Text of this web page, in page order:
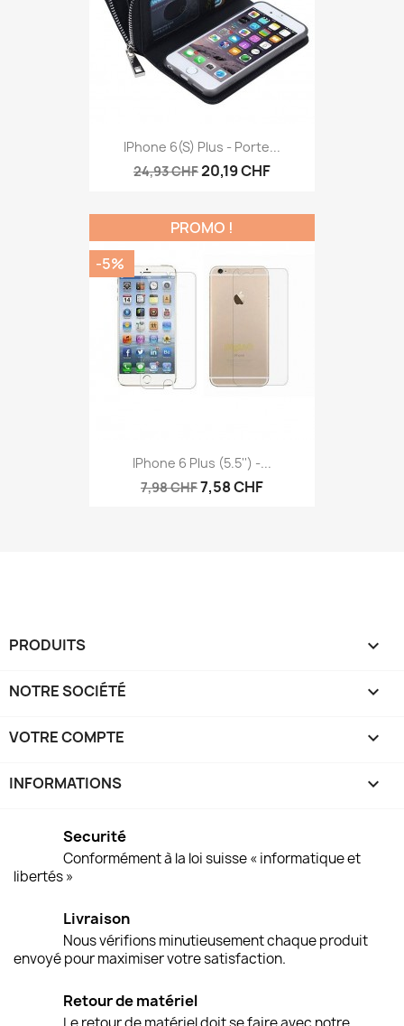
IPhone 6(s) Plus - Porte...
24,93 CHF20,19 CHF
IPhone 6 Plus (5.5'') -...
7,98 CHF7,58 CHF
PROMO !
-5%
PRODUITS 
NOTRE SOCIÉTÉ 
VOTRE COMPTE 
INFORMATIONS keyboard_arrow_down
Securité
Conformément à la loi suisse « informatique et
libertés »
Livraison
Nous vérifions minutieusement chaque produit
envoyé pour maximiser votre satisfaction.
Retour de matériel